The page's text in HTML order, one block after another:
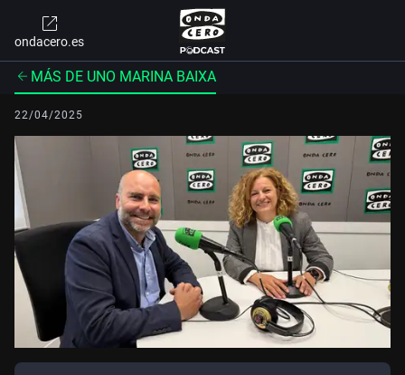
ondacero.es
MÁS DE UNO MARINA BAIXA
22/04/2025